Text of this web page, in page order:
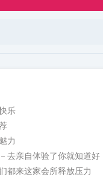
乐
力
去亲自体验了你就知道好
都来这家会所释放压力